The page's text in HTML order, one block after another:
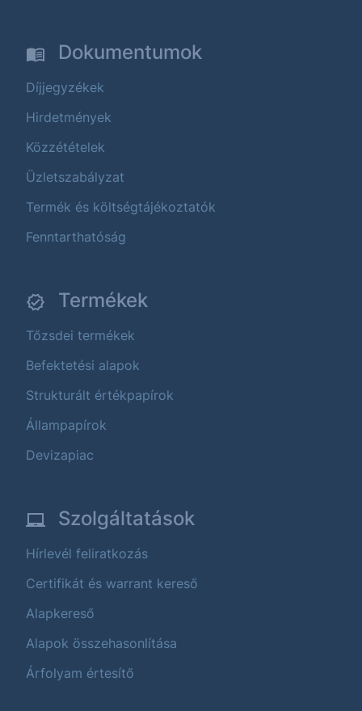
Dokumentumok
Díjjegyzékek
Hirdetmények
Közzétételek
Üzletszabályzat
Termék és költségtájékoztatók
Fenntarthatóság
Termékek
Tőzsdei termékek
Befektetési alapok
Strukturált értékpapírok
Állampapírok
Devizapiac
Szolgáltatások
Hírlevél feliratkozás
Certifikát és warrant kereső
Alapkereső
Alapok összehasonlítása
Árfolyam értesítő